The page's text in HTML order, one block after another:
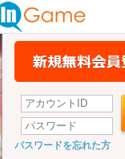
パスワードを忘れた方